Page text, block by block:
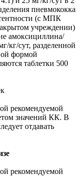
пневмококка
(с МПК
учреждении)
амоксициллина/
кг/сут, разделенной
формой
таблетки 500
рекомендуемой
значений КК. В
отдавать
рекомендуемой